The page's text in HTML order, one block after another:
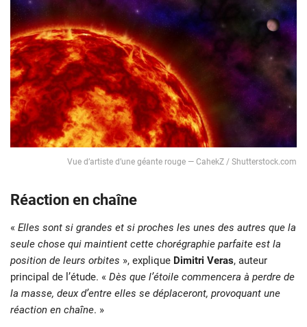
Vue d’artiste d’une géante rouge — CahekZ / Shutterstock.com
Réaction en chaîne
« Elles sont si grandes et si proches les unes des autres que la
seule chose qui maintient cette chorégraphie parfaite est la
position de leurs orbites », explique Dimitri Veras, auteur
principal de l’étude. « Dès que l’étoile commencera à perdre de
la masse, deux d’entre elles se déplaceront, provoquant une
réaction en chaîne. »